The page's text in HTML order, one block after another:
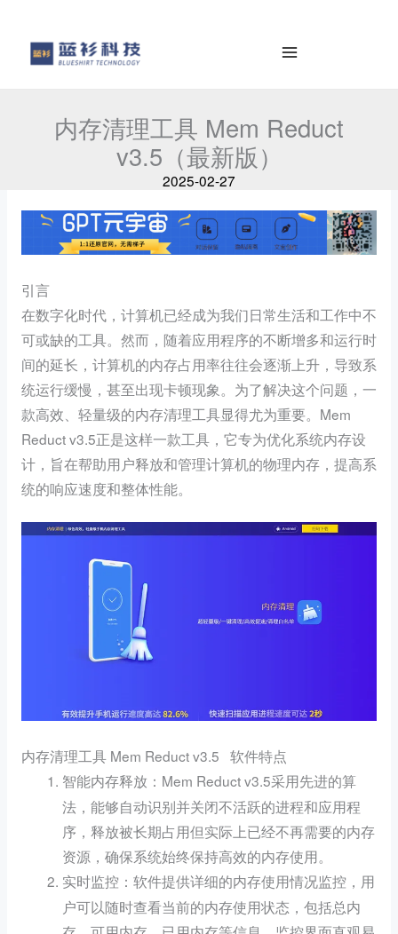
内存清理工具 Mem Reduct
v3.5（最新版）
2025-02-27
引言
在数字化时代，计算机已经成为我们日常生活和工作中不
可或缺的工具。然而，随着应用程序的不断增多和运行时
间的延长，计算机的内存占用率往往会逐渐上升，导致系
统运行缓慢，甚至出现卡顿现象。为了解决这个问题，一
款高效、轻量级的内存清理工具显得尤为重要。Mem
Reduct v3.5正是这样一款工具，它专为优化系统内存设
计，旨在帮助用户释放和管理计算机的物理内存，提高系
统的响应速度和整体性能。
内存清理工具 Mem Reduct v3.5 软件特点
智能内存释放 ：Mem Reduct v3.5采用先进的算
法，能够自动识别并关闭不活跃的进程和应用程
序，释放被长期占用但实际上已经不再需要的内存
资源，确保系统始终保持高效的内存使用。
实时监控 ：软件提供详细的内存使用情况监控，用
户可以随时查看当前的内存使用状态，包括总内